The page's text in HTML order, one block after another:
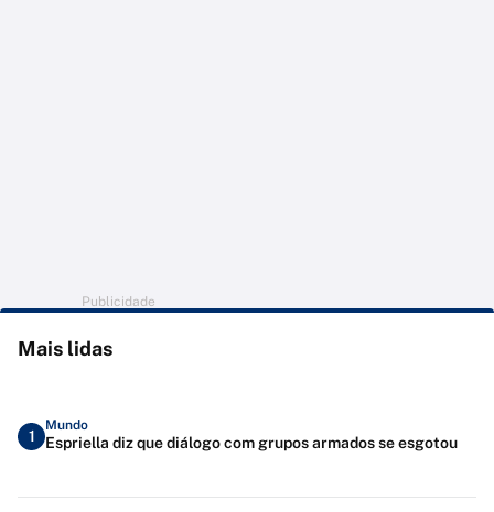
Publicidade
Mais lidas
1
Mundo
Espriella diz que diálogo com grupos armados se esgotou